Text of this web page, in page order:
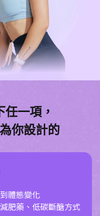
一項，
你設計的
體態變化
肥藥、低碳斷醣方式